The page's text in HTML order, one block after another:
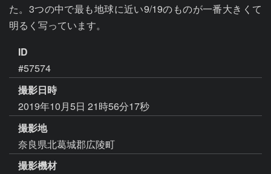
た。3つの中で最も地球に近い9/19のものが一番大きくて
明るく写っています。
ID
#57574
撮影日時
2019年10月5日 21時56分17秒
撮影地
奈良県北葛城郡広陵町
撮影機材